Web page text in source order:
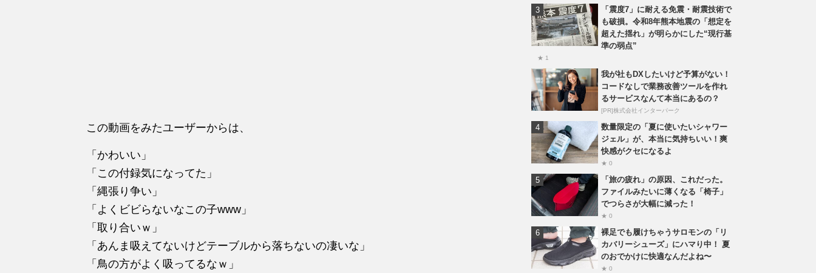
この動画をみたユーザーからは、
「かわいい」
「この付録気になってた」
「縄張り争い」
「よくビビらないなこの子www」
「取り合いｗ」
「あんま吸えてないけどテーブルから落ちないの凄いな」
「鳥の方がよく吸ってるなｗ」
「震度7」に耐える免震・耐震技術で
も破損。令和8年熊本地震の「想定を
超えた揺れ」が明らかにした“現行基
準の弱点”
★ 1
我が社もDXしたいけど予算がない！
コードなしで業務改善ツールを作れ
るサービスなんて本当にあるの？
[PR]株式会社インターパーク
数量限定の「夏に使いたいシャワー
ジェル」が、本当に気持ちいい！爽
快感がクセになるよ
★ 0
「旅の疲れ」の原因、これだった。
ファイルみたいに薄くなる「椅子」
でつらさが大幅に減った！
★ 0
裸足でも履けちゃうサロモンの「リ
カバリーシューズ」にハマり中！ 夏
のおでかけに快適なんだよね〜
★ 0